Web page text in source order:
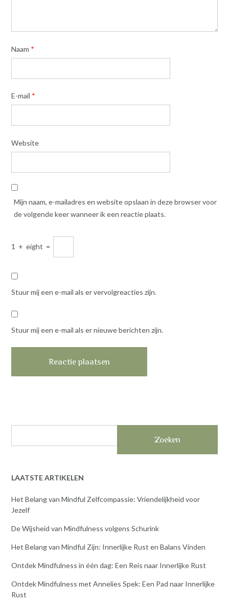
Naam *
E-mail *
Website
Mijn naam, e-mailadres en website opslaan in deze browser voor
de volgende keer wanneer ik een reactie plaats.
1 + eight =
Stuur mij een e-mail als er vervolgreacties zijn.
Stuur mij een e-mail als er nieuwe berichten zijn.
Zoeken
LAATSTE ARTIKELEN
Het Belang van Mindful Zelfcompassie: Vriendelijkheid voor
Jezelf
De Wijsheid van Mindfulness volgens Schurink
Het Belang van Mindful Zijn: Innerlijke Rust en Balans Vinden
Ontdek Mindfulness in één dag: Een Reis naar Innerlijke Rust
Ontdek Mindfulness met Annelies Spek: Een Pad naar Innerlijke
Rust